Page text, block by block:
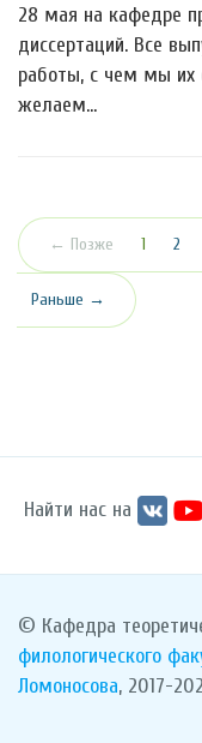
28 мая на кафедре
диссертаций. Все
работы, с чем мы их
желаем…
← Позже 1 2
Раньше →
Найти нас на
© Кафедра
филологического
Ломоносова, 2017-